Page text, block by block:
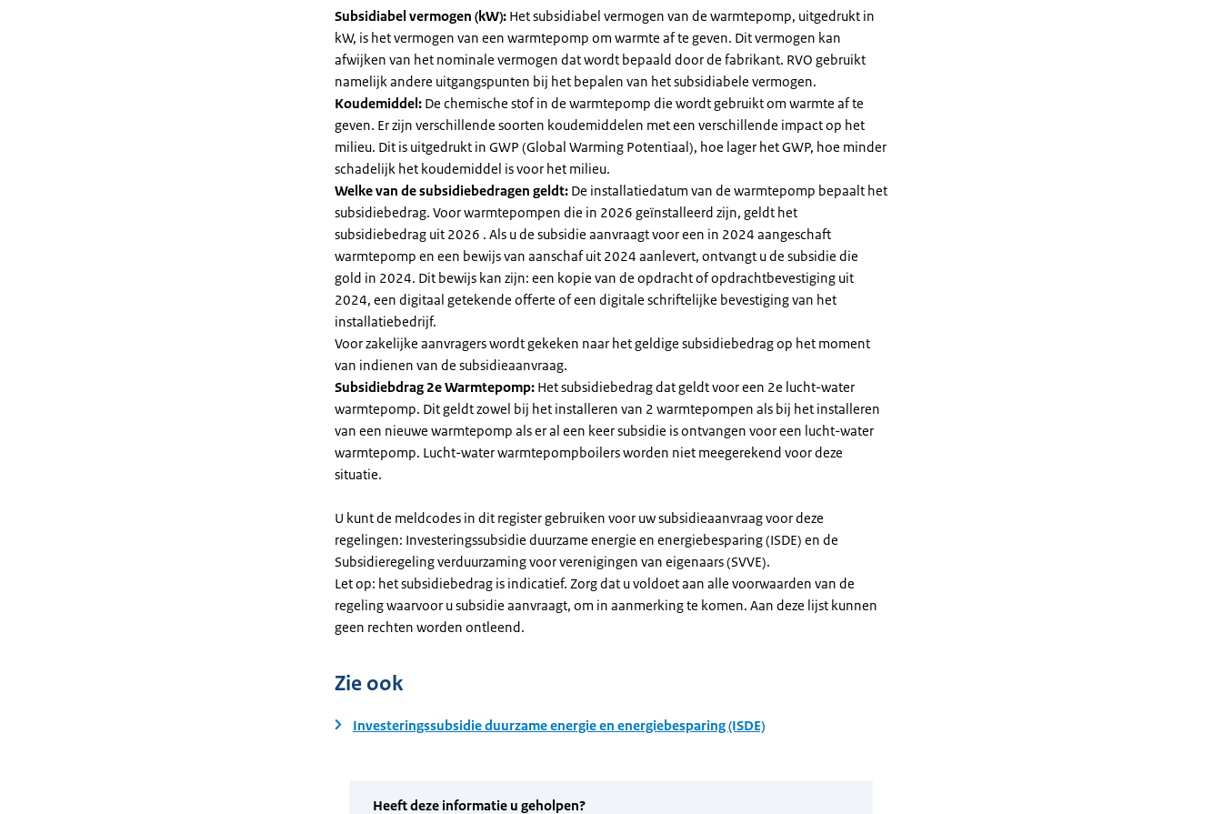
Subsidiabel vermogen (kW): Het subsidiabel vermogen van de warmtepomp, uitgedrukt in
kW, is het vermogen van een warmtepomp om warmte af te geven. Dit vermogen kan
afwijken van het nominale vermogen dat wordt bepaald door de fabrikant. RVO gebruikt
namelijk andere uitgangspunten bij het bepalen van het subsidiabele vermogen.
Koudemiddel: De chemische stof in de warmtepomp die wordt gebruikt om warmte af te
geven. Er zijn verschillende soorten koudemiddelen met een verschillende impact op het
milieu. Dit is uitgedrukt in GWP (Global Warming Potentiaal), hoe lager het GWP, hoe minder
schadelijk het koudemiddel is voor het milieu.
Welke van de subsidiebedragen geldt: De installatiedatum van de warmtepomp bepaalt het
subsidiebedrag. Voor warmtepompen die in 2026 geïnstalleerd zijn, geldt het
subsidiebedrag uit 2026 . Als u de subsidie aanvraagt voor een in 2024 aangeschaft
warmtepomp en een bewijs van aanschaf uit 2024 aanlevert, ontvangt u de subsidie die
gold in 2024. Dit bewijs kan zijn: een kopie van de opdracht of opdrachtbevestiging uit
2024, een digitaal getekende offerte of een digitale schriftelijke bevestiging van het
installatiebedrijf.
Voor zakelijke aanvragers wordt gekeken naar het geldige subsidiebedrag op het moment
van indienen van de subsidieaanvraag.
Subsidiebdrag 2e Warmtepomp: Het subsidiebedrag dat geldt voor een 2e lucht-water
warmtepomp. Dit geldt zowel bij het installeren van 2 warmtepompen als bij het installeren
van een nieuwe warmtepomp als er al een keer subsidie is ontvangen voor een lucht-water
warmtepomp. Lucht-water warmtepompboilers worden niet meegerekend voor deze
situatie.
U kunt de meldcodes in dit register gebruiken voor uw subsidieaanvraag voor deze
regelingen: Investeringssubsidie duurzame energie en energiebesparing (ISDE) en de
Subsidieregeling verduurzaming voor verenigingen van eigenaars (SVVE).
Let op: het subsidiebedrag is indicatief. Zorg dat u voldoet aan alle voorwaarden van de
regeling waarvoor u subsidie aanvraagt, om in aanmerking te komen. Aan deze lijst kunnen
geen rechten worden ontleend.
Zie ook
Investeringssubsidie duurzame energie en energiebesparing (ISDE)